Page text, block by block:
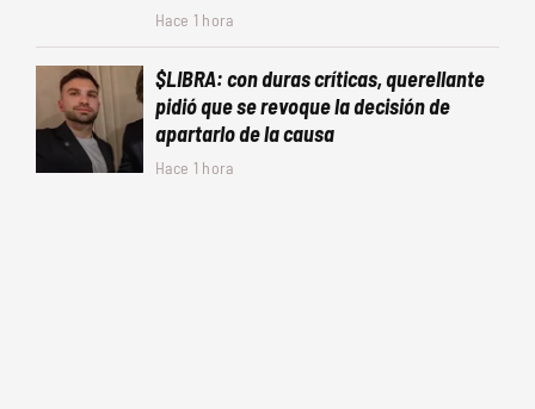
Hace 1 hora
$LIBRA: con duras críticas, querellante
pidió que se revoque la decisión de
apartarlo de la causa
Hace 1 hora